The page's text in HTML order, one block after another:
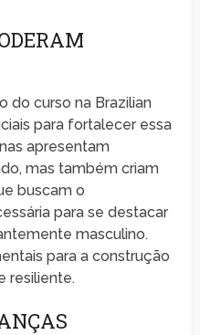
do curso na Brazilian
para fortalecer essa
apresentam
mas também criam
buscam o
para se destacar
masculino.
para a construção
resiliente.